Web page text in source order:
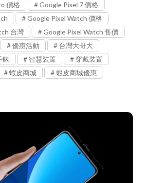
價格
Google Pixel 7 價格
Google Pixel Watch 價格
台灣
Google Pixel Watch 售價
優惠活動
台灣大哥大
錶 智慧裝置
穿戴裝置
蝦皮商城
蝦皮商城優惠